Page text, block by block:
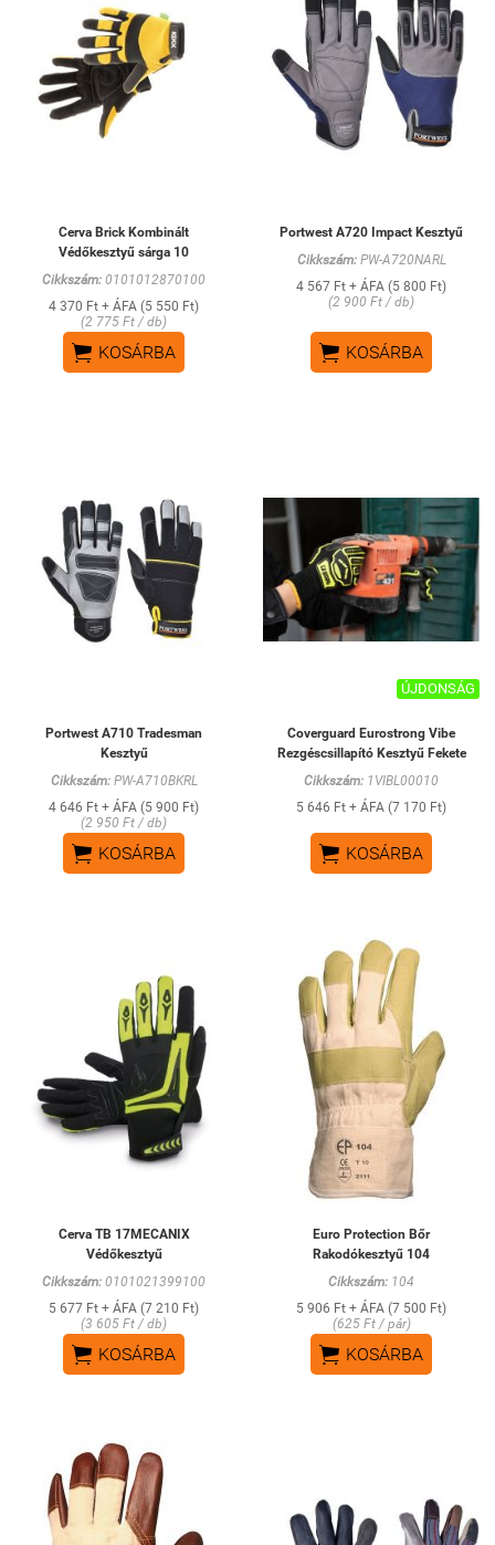
Cerva Brick Kombinált
Védőkesztyű sárga 10
Cikkszám: 0101012870100
4 370 Ft + ÁFA (5 550 Ft)
(2 775 Ft / db)
 KOSÁRBA
Portwest A720 Impact Kesztyű
Cikkszám:PW-A720NARL
4 567 Ft + ÁFA (5 800 Ft)
(2 900 Ft / db)
 KOSÁRBA
Portwest A710 Tradesman
Kesztyű
Cikkszám:PW-A710BKRL
4 646 Ft + ÁFA (5 900 Ft)
(2 950 Ft / db)
 KOSÁRBA
ÚJDONSÁG
Coverguard Eurostrong Vibe
Rezgéscsillapító Kesztyű Fekete
Cikkszám: 1VIBL00010
5 646 Ft + ÁFA (7 170 Ft)
 KOSÁRBA
Cerva TB 17MECANIX
Védőkesztyű
Cikkszám: 0101021399100
5 677 Ft + ÁFA (7 210 Ft)
(3 605 Ft / db)
 KOSÁRBA
Euro Protection Bőr
Rakodókesztyű 104
Cikkszám: 104
5 906 Ft + ÁFA (7 500 Ft)
(625 Ft / pár)
 KOSÁRBA